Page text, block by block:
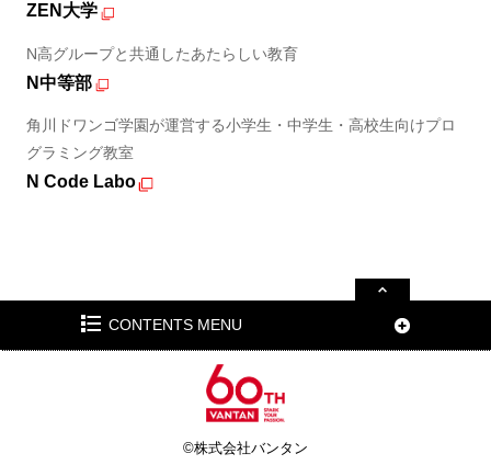
ZEN大学
N高グループと共通したあたらしい教育
N中等部
角川ドワンゴ学園が運営する小学生・中学生・高校生向けプロ
グラミング教室
N Code Labo
CONTENTS MENU
©株式会社バンタン